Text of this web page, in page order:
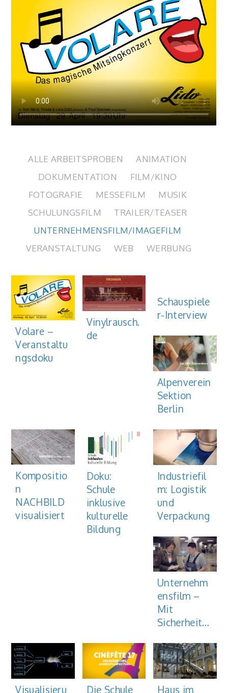
ALLE ARBEITSPROBEN
ANIMATION
DOKUMENTATION
FILM/KINO
FOTOGRAFIE
MESSEFILM
MUSIK
SCHULUNGSFILM
TRAILER/TEASER
UNTERNEHMENSFILM/IMAGEFILM
VERANSTALTUNG
WEB WERBUNG
Volare –
Veranstaltu
ngsdoku
Vinylrausch.
de
Schauspiele
r-Interview
Alpenverein
Sektion
Berlin
Kompositio
n
NACHBILD
visualisiert
Doku:
Schule
inklusive
kulturelle
Bildung
Industriefil
m: Logistik
und
Verpackung
Unternehm
ensfilm –
Mit
Sicherheit…
Visualisieru Die Schule Haus im